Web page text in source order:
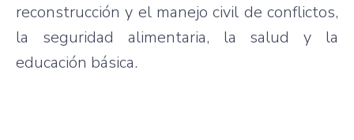
reconstrucción y el manejo civil de conflictos,
la seguridad alimentaria, la salud y la
educación básica.